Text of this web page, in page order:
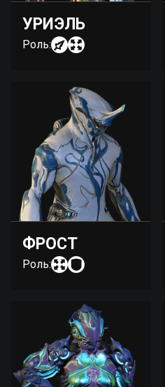
УРИЭЛЬ
Роль:
ФРОСТ
Роль: